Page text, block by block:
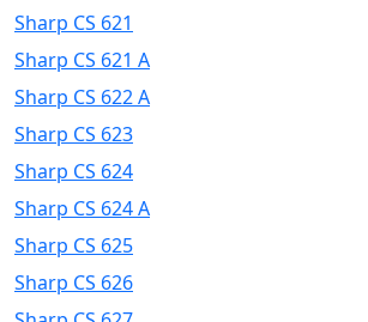
Sharp CS 621
Sharp CS 621 A
Sharp CS 622 A
Sharp CS 623
Sharp CS 624
Sharp CS 624 A
Sharp CS 625
Sharp CS 626